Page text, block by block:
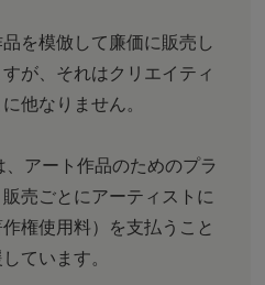
を模倣して廉価に販売し
が、それはクリエイティ
他なりません。
アート作品のためのプラ
売ごとにアーティストに
権使用料）を支払うこと
ています。